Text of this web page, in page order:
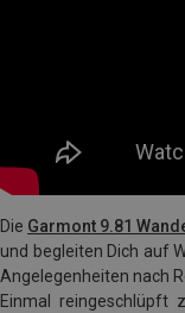
Die Garmont 9.81
und begleiten Dich auf
Angelegenheiten nach
Einmal reingeschlüpft